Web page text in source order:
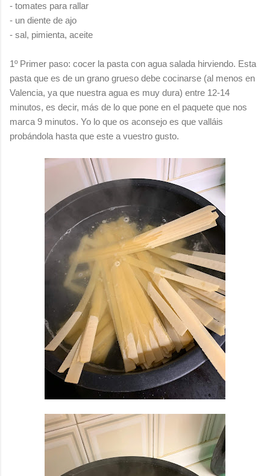
- tomates para rallar
- un diente de ajo
- sal, pimienta, aceite
1º Primer paso: cocer la pasta con agua salada hirviendo. Esta
pasta que es de un grano grueso debe cocinarse (al menos en
Valencia, ya que nuestra agua es muy dura) entre 12-14
minutos, es decir, más de lo que pone en el paquete que nos
marca 9 minutos. Yo lo que os aconsejo es que valláis
probándola hasta que este a vuestro gusto.